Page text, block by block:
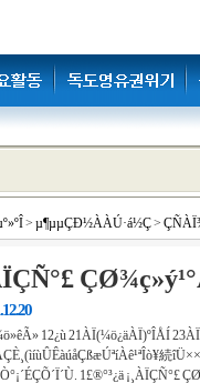
> µ¶µµÇÐ½ÀÀÚ·á½Ç>
ÀÏÇÑ°£
12¿ù 21ÀÏ(¼ö¿äÀÏ)ºÎÅÍ
続
1£®°³¿ä ¡¸ÀÏÇÑ°£